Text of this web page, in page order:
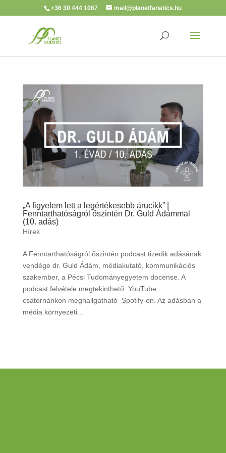
+36 30 444 1067 mail@planetfanatics.hu
„A figyelem lett a legértékesebb árucikk” |
Fenntarthatóságról őszintén Dr. Guld Ádámmal
(10. adás)
Hírek
A Fenntarthatóságról őszintén podcast tizedik adásának
vendége dr. Guld Ádám, médiakutató, kommunikációs
szakember, a Pécsi Tudományegyetem docense. A
podcast felvétele megtekinthető YouTube
csatornánkon meghallgatható Spotify-on. Az adásban a
média környezeti...